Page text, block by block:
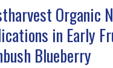
Organic
in Early
Blueberry